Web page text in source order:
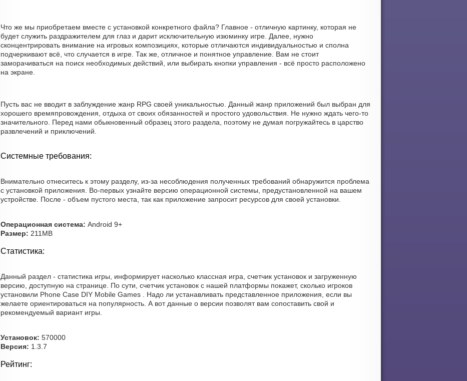
Что же мы приобретаем вместе с установкой конкретного файла? Главное - отличную картинку, которая не
будет служить раздражителем для глаз и дарит исключительную изюминку игре. Далее, нужно
сконцентрировать внимание на игровых композициях, которые отличаются индивидуальностью и сполна
подчеркивают всё, что случается в игре. Так же, отличное и понятное управление. Вам не стоит
заморачиваться на поиск необходимых действий, или выбирать кнопки управления - всё просто расположено
на экране.
Пусть вас не вводит в заблуждение жанр RPG своей уникальностью. Данный жанр приложений был выбран для
хорошего времяпровождения, отдыха от своих обязанностей и простого удовольствия. Не нужно ждать чего-то
значительного. Перед нами обыкновенный образец этого раздела, поэтому не думая погружайтесь в царство
развлечений и приключений.
Системные требования:
Внимательно отнеситесь к этому разделу, из-за несоблюдения полученных требований обнаружится проблема
с установкой приложения. Во-первых узнайте версию операционной системы, предустановленной на вашем
устройстве. После - объем пустого места, так как приложение запросит ресурсов для своей установки.
Операционная система: Android 9+
Размер: 211MB
Статистика:
Данный раздел - статистика игры, информирует насколько классная игра, счетчик установок и загруженную
версию, доступную на странице. По сути, счетчик установок с нашей платформы покажет, сколько игроков
установили Phone Case DIY Mobile Games . Надо ли устанавливать представленное приложения, если вы
желаете ориентироваться на популярность. А вот данные о версии позволят вам сопоставить свой и
рекомендуемый вариант игры.
Установок: 570000
Версия: 1.3.7
Рейтинг: